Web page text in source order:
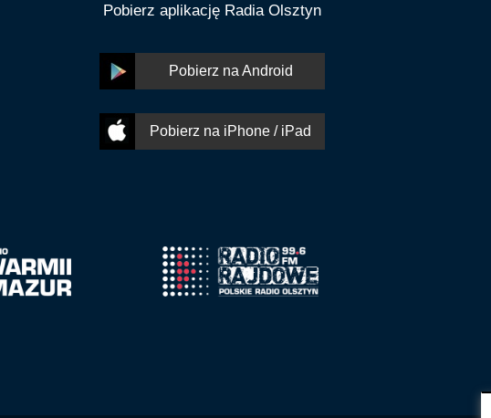
Pobierz aplikację Radia Olsztyn
Pobierz na Android
Pobierz na iPhone / iPad